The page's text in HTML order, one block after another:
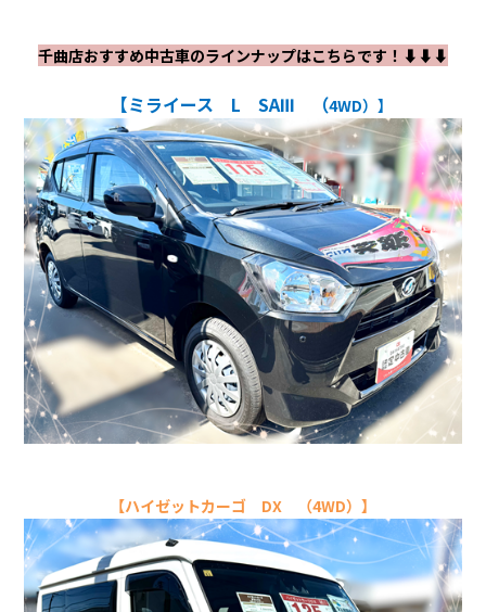
千曲店おすすめ中古車のラインナップはこちらです！⬇️⬇️⬇️
【ミライース L SAⅢ （4WD）】
【ハイゼットカーゴ DX （4WD）】